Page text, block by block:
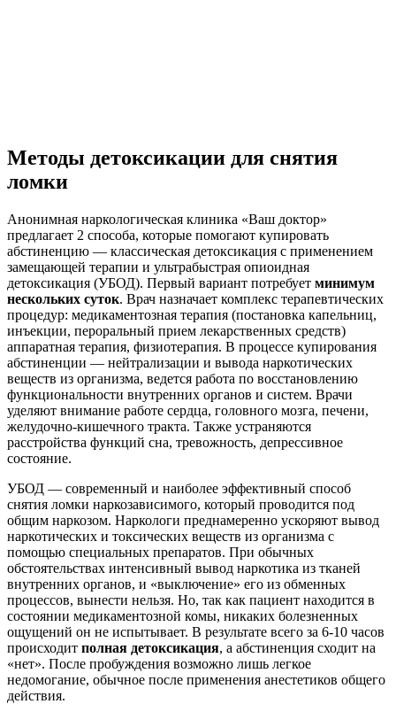
Методы детоксикации для снятия
ломки
Анонимная наркологическая клиника «Ваш доктор»
предлагает 2 способа, которые помогают купировать
абстиненцию — классическая детоксикация с применением
замещающей терапии и ультрабыстрая опиоидная
детоксикация (УБОД). Первый вариант потребует минимум
нескольких суток. Врач назначает комплекс терапевтических
процедур: медикаментозная терапия (постановка капельниц,
инъекции, пероральный прием лекарственных средств)
аппаратная терапия, физиотерапия. В процессе купирования
абстиненции — нейтрализации и вывода наркотических
веществ из организма, ведется работа по восстановлению
функциональности внутренних органов и систем. Врачи
уделяют внимание работе сердца, головного мозга, печени,
желудочно-кишечного тракта. Также устраняются
расстройства функций сна, тревожность, депрессивное
состояние.
УБОД — современный и наиболее эффективный способ
снятия ломки наркозависимого, который проводится под
общим наркозом. Наркологи преднамеренно ускоряют вывод
наркотических и токсических веществ из организма с
помощью специальных препаратов. При обычных
обстоятельствах интенсивный вывод наркотика из тканей
внутренних органов, и «выключение» его из обменных
процессов, вынести нельзя. Но, так как пациент находится в
состоянии медикаментозной комы, никаких болезненных
ощущений он не испытывает. В результате всего за 6-10 часов
происходит полная детоксикация, а абстиненция сходит на
«нет». После пробуждения возможно лишь легкое
недомогание, обычное после применения анестетиков общего
действия.